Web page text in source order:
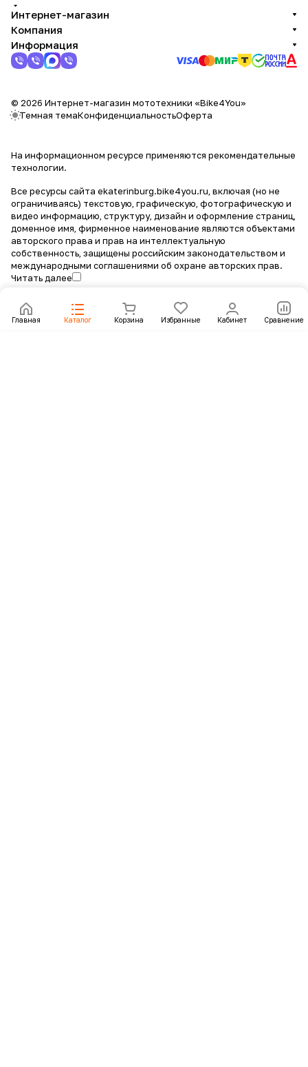
Главная Каталог Корзина Избранные Кабинет Сравнение
Интернет-магазин
Компания
Информация
© 2026 Интернет-магазин мототехники «Bike4You»
Темная темаКонфиденциальностьОферта
На информационном ресурсе применяются рекомендательные
технологии.
Все ресурсы сайта ekaterinburg.bike4you.ru, включая (но не
ограничиваясь) текстовую, графическую, фотографическую и
видео информацию, структуру, дизайн и оформление страниц,
доменное имя, фирменное наименование являются объектами
авторского права и прав на интеллектуальную
собственность, защищены российским законодательством и
международными соглашениями об охране авторских прав.
Читать далее